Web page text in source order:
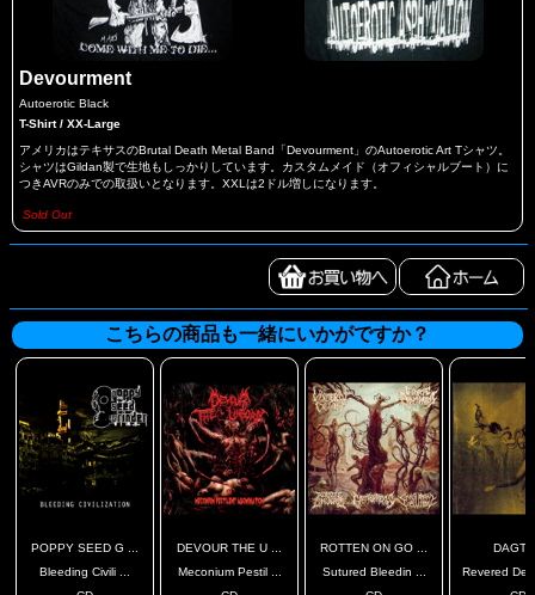
Devourment
Autoerotic Black
T-Shirt / XX-Large
アメリカはテキサスのBrutal Death Metal Band「Devourment」のAutoerotic Art Tシャツ。
シャツはGildan製で生地もしっかりしています。カスタムメイド（オフィシャルブート）に
つきAVRのみでの取扱いとなります。XXLは2ドル増しになります。
Sold Out
こちらの商品も一緒にいかがですか？
POPPY SEED G ...
Bleeding Civili ...
DEVOUR THE U ...
Meconium Pestil ...
ROTTEN ON GO ...
Sutured Bleedin ...
Revered